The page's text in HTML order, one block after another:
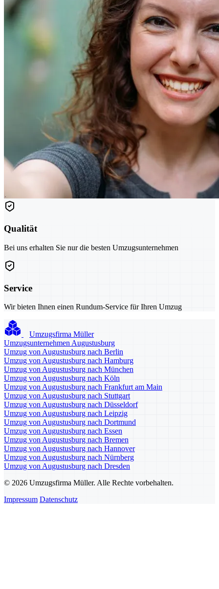
Qualität
Bei uns erhalten Sie nur die besten Umzugsunternehmen
Service
Wir bieten Ihnen einen Rundum-Service für Ihren Umzug
Umzugsfirma Müller
Umzugsunternehmen Augustusburg
Umzug von Augustusburg nach Berlin
Umzug von Augustusburg nach Hamburg
Umzug von Augustusburg nach München
Umzug von Augustusburg nach Köln
Umzug von Augustusburg nach Frankfurt am Main
Umzug von Augustusburg nach Stuttgart
Umzug von Augustusburg nach Düsseldorf
Umzug von Augustusburg nach Leipzig
Umzug von Augustusburg nach Dortmund
Umzug von Augustusburg nach Essen
Umzug von Augustusburg nach Bremen
Umzug von Augustusburg nach Hannover
Umzug von Augustusburg nach Nürnberg
Umzug von Augustusburg nach Dresden
© 2026 Umzugsfirma Müller. Alle Rechte vorbehalten.
Impressum Datenschutz